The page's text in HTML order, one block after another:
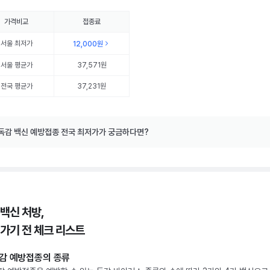
가격비교 접종료
서울최저가 12,000원
서울평균가 37,571원
전국 평균가 37,231원
감 백신 예방접종 전국 최저가가 궁금하다면?
신 처방,
기 전 체크 리스트
예방접종의 종류